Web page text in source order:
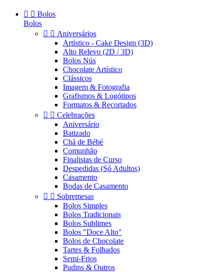
  Bolos
Bolos
  Aniversários
Artístico - Cake Design (3D)
Alto Relevo (2D / 3D)
Bolos Nús
Chocolate Artístico
Clássicos
Imagem & Fotografia
Grafismos & Logótipos
Formatos & Recortados
  Celebrações
Aniversário
Batizado
Chá de Bébé
Comunhão
Finalistas de Curso
Despedidas (Só Adultos)
Casamento
Bodas de Casamento
  Sobremesas
Bolos Simples
Bolos Tradicionais
Bolos Sublimes
Bolos "Doce Alto"
Bolos de Chocolate
Tartes & Folhados
Semi-Frios
Pudins & Outros